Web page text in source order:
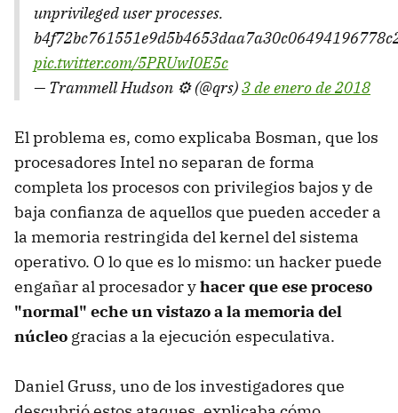
unprivileged user processes.
pic.twitter.com/5PRUwI0E5c
— Trammell Hudson ⚙ (@qrs)3 de enero de 2018
El problema es, como explicaba Bosman, que los
procesadores Intel no separan de forma
completa los procesos con privilegios bajos y de
baja confianza de aquellos que pueden acceder a
la memoria restringida del kernel del sistema
operativo. O lo que es lo mismo: un hacker puede
engañar al procesador yhacer que ese proceso
"normal" eche un vistazo a la memoria del
núcleo gracias a la ejecución especulativa.
Daniel Gruss, uno de los investigadores que